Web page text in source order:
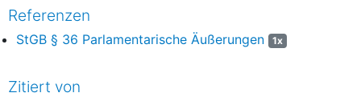
Referenzen
StGB § 36 Parlamentarische Äußerungen 1x
Zitiert von